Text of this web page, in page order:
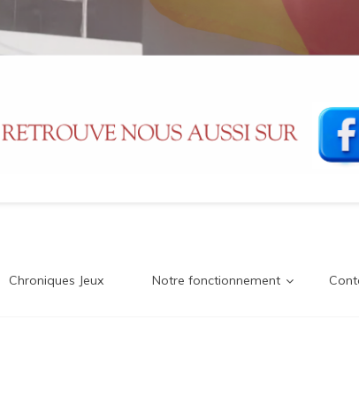
Chroniques Jeux Notre fonctionnement